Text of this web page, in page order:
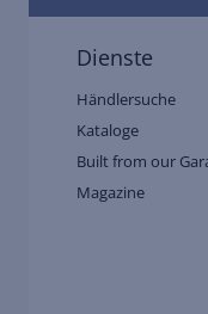
Dienste
Händlersuche
Kataloge
Built from our
Magazine